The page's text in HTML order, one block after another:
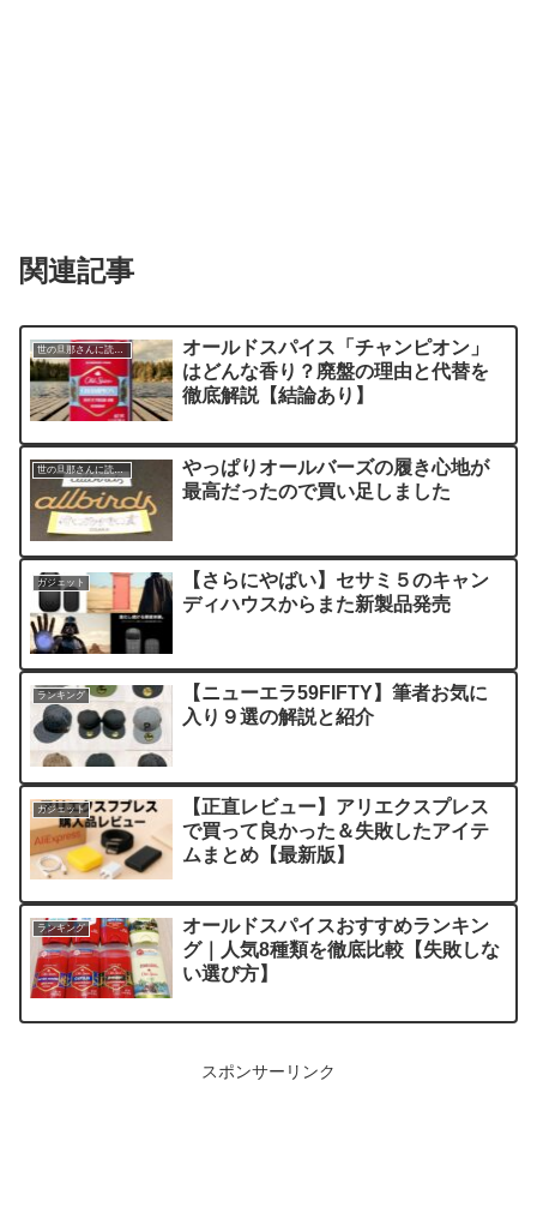
関連記事
世の旦那さんに読んでほしい記事
オールドスパイス「チャンピオン」
はどんな香り？廃盤の理由と代替を
徹底解説【結論あり】
世の旦那さんに読んでほしい記事
やっぱりオールバーズの履き心地が
最高だったので買い足しました
ガジェット
【さらにやばい】セサミ５のキャン
ディハウスからまた新製品発売
ランキング
【ニューエラ59FIFTY】筆者お気に
入り９選の解説と紹介
ガジェット
【正直レビュー】アリエクスプレス
で買って良かった＆失敗したアイテ
ムまとめ【最新版】
ランキング
オールドスパイスおすすめランキン
グ｜人気8種類を徹底比較【失敗しな
い選び方】
スポンサーリンク